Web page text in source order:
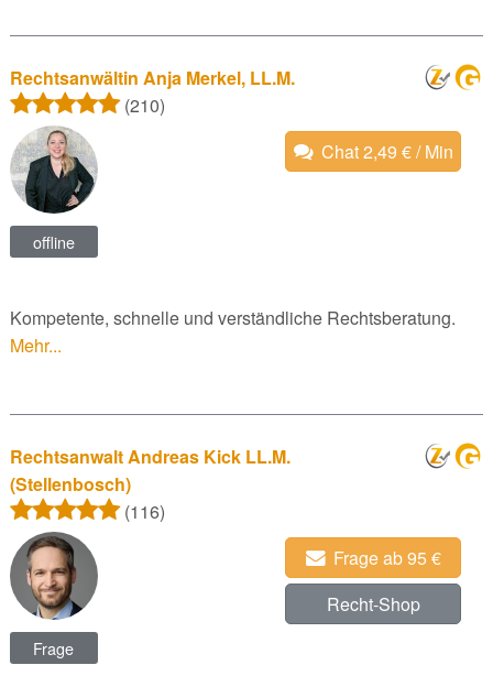
Rechtsanwältin Anja Merkel, LL.M.
(210)
offline
Chat 2,49 € / Min
Kompetente, schnelle und verständliche Rechtsberatung.
Mehr...
Rechtsanwalt Andreas Kick LL.M.
(Stellenbosch)
(116)
Frage
Frage ab 95 €
Recht-Shop